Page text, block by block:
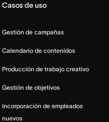
Casos de uso
Gestión de campañas
Calendario de contenidos
Producción de trabajo creativo
Gestión de objetivos
Incorporación de empleados
nuevos